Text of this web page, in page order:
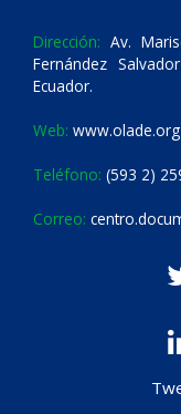
Dirección: Av.
Fernández
Ecuador.
Web: www.olade.org
Teléfono: (593 2)
Correo: